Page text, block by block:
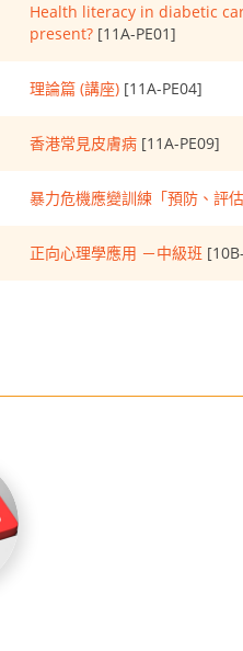
Health literacy in diabetic
present? [11A-PE01]
理論篇 (講座) [11A-PE04]
香港常見皮膚病 [11A-PE09]
暴力危機應變訓練「預防、評
正向心理學應用 －中級班